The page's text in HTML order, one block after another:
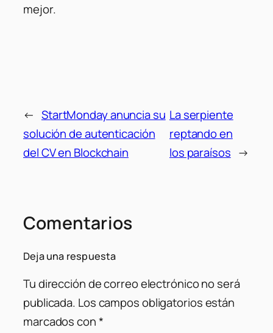
mejor.
← StartMonday anuncia su
solución de autenticación
del CV en Blockchain
La serpiente
reptando en
los paraísos →
Comentarios
Deja una respuesta
Tu dirección de correo electrónico no será
publicada. Los campos obligatorios están
marcados con*